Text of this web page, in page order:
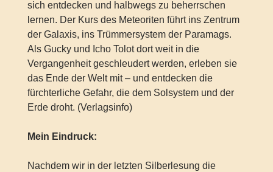
sich entdecken und halbwegs zu beherrschen
lernen. Der Kurs des Meteoriten führt ins Zentrum
der Galaxis, ins Trümmersystem der Paramags.
Als Gucky und Icho Tolot dort weit in die
Vergangenheit geschleudert werden, erleben sie
das Ende der Welt mit – und entdecken die
fürchterliche Gefahr, die dem Solsystem und der
Erde droht. (Verlagsinfo)
Mein Eindruck:
Nachdem wir in der letzten Silberlesung die